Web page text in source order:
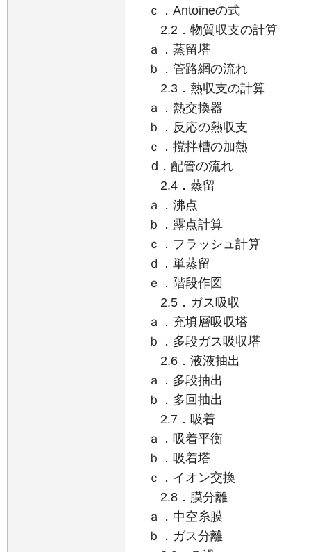
ｃ．Antoineの式
2.2．物質収支の計算
ａ．蒸留塔
ｂ．管路網の流れ
2.3．熱収支の計算
ａ．熱交換器
ｂ．反応の熱収支
ｃ．撹拌槽の加熱
d．配管の流れ
2.4．蒸留
ａ．沸点
ｂ．露点計算
ｃ．フラッシュ計算
ｄ．単蒸留
ｅ．階段作図
2.5．ガス吸収
ａ．充填層吸収塔
ｂ．多段ガス吸収塔
2.6．液液抽出
ａ．多段抽出
ｂ．多回抽出
2.7．吸着
ａ．吸着平衡
ｂ．吸着塔
ｃ．イオン交換
2.8．膜分離
ａ．中空糸膜
ｂ．ガス分離